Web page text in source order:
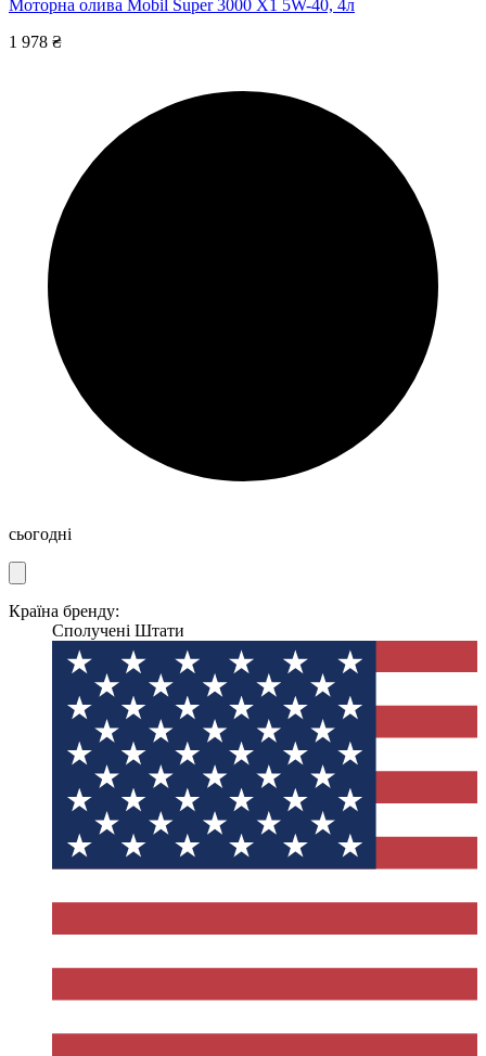
Моторна олива Mobil Super 3000 X1 5W-40, 4л
1 978 ₴
сьогодні
Країна бренду:
Сполучені Штати